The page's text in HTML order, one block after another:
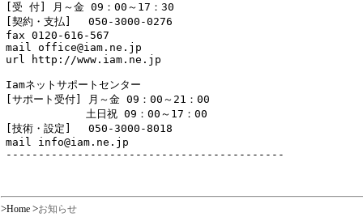
[受 付] 月～金 09：00～17：30
[契約・支払]　 050-3000-0276
fax 0120-616-567
mail office@iam.ne.jp
url http://www.iam.ne.jp
Iamネットサポートセンター
[サポート受付] 月～金 09：00～21：00
土日祝 09：00～17：00
[技術・設定]　 050-3000-8018
mail info@iam.ne.jp
-------------------------------------------
>Home >お知らせ